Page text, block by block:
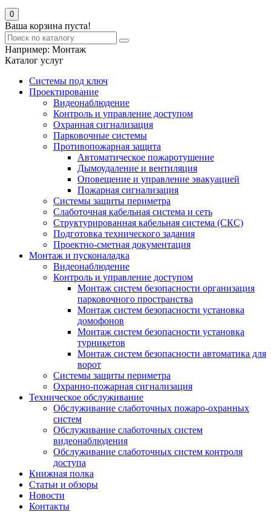
0
Ваша корзина пуста!
Например: Монтаж
Каталог услуг
Системы под ключ
Проектирование
Видеонаблюдение
Контроль и управление доступом
Охранная сигнализация
Парковочные системы
Противопожарная защита
Автоматическое пожаротушение
Дымоудаление и вентиляция
Оповещение и управление эвакуацией
Пожарная сигнализация
Системы защиты периметра
Слаботочная кабельная система и сеть
Структурированная кабельная система (СКС)
Подготовка технического задания
Проектно-сметная документация
Монтаж и пусконаладка
Видеонаблюдение
Контроль и управление доступом
Монтаж систем безопасности организация
парковочного пространства
Монтаж систем безопасности установка
домофонов
Монтаж систем безопасности установка
турникетов
Монтаж систем безопасности автоматика для
ворот
Системы защиты периметра
Охранно-пожарная сигнализация
Техническое обслуживание
Обслуживание слаботочных пожаро-охранных
систем
Обслуживание слаботочных систем
видеонаблюдения
Обслуживание слаботочных систем контроля
доступа
Книжная полка
Статьи и обзоры
Новости
Контакты